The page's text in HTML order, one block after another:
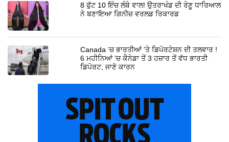
8 ਫੁੱਟ 10 ਇੰਚ ਲੰਬੇ ਵਾਲ! ਉਤਰਾਖੰਡ ਦੀ ਰੇਣੂ ਧਾਰਿਆਲ
ਨੇ ਬਣਾਇਆ ਗਿਨੀਜ਼ ਵਰਲਡ ਰਿਕਾਰਡ
Canada ’ਚ ਭਾਰਤੀਆਂ ’ਤੇ ਡਿਪੋਰਟੇਸ਼ਨ ਦੀ ਤਲਵਾਰ !
6 ਮਹੀਨਿਆਂ ’ਚ ਕੈਨੇਡਾ ਤੋਂ 3 ਹਜ਼ਾਰ ਤੋਂ ਵੱਧ ਭਾਰਤੀ
ਡਿਪੋਰਟ, ਜਾਣੋ ਕਾਰਨ